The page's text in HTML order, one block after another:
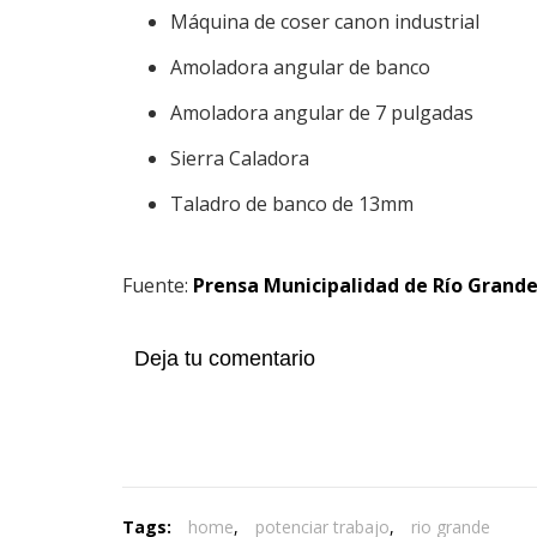
Máquina de coser canon industrial
Amoladora angular de banco
Amoladora angular de 7 pulgadas
Sierra Caladora
Taladro de banco de 13mm
Fuente: Prensa Municipalidad de Río Grande
Deja tu comentario
Tags: home, potenciar trabajo, rio grande